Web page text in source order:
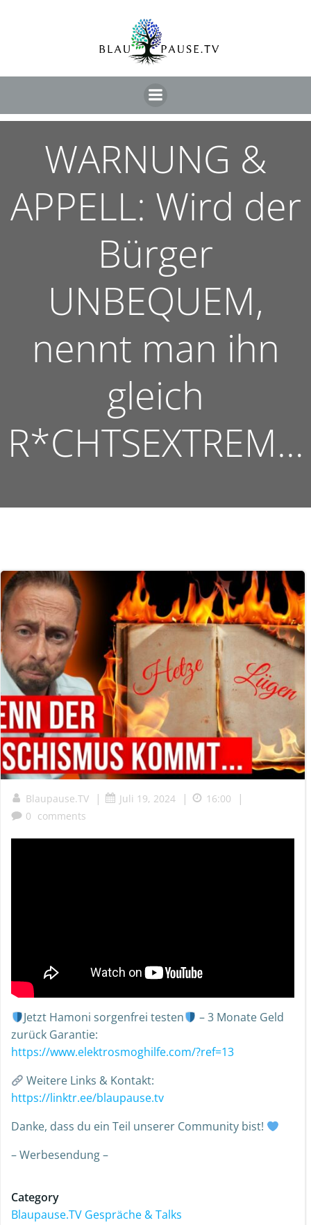
WARNUNG &
APPELL: Wird der
Bürger
UNBEQUEM,
nennt man ihn
gleich
R*CHTSEXTREM…
Blaupause.TV | Juli 19, 2024 | 16:00 |
0 comments
Jetzt Hamoni sorgenfrei testen
– 3 Monate Geld
zurück Garantie:
https://www.elektrosmoghilfe.com/?ref=13
Weitere Links & Kontakt:
https://linktr.ee/blaupause.tv
Danke, dass du ein Teil unserer Community bist!
– Werbesendung –
Category
Blaupause.TV Gespräche & Talks